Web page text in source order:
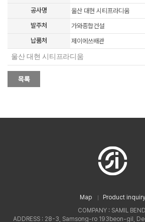
공사명
울산 대현 시티프라디움
발주처
가와종합건설
납품처
제이에쓰배관
울산 대현 시티프라디움
Map
Product inquiry
COMPANY : SAMIL BEND
ADDRESS : 28-3, Samsong-ro 193beon-gil,